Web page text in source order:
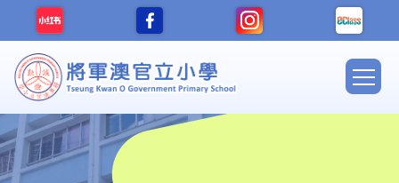
移至主內容
Main